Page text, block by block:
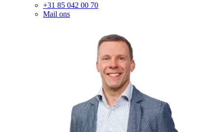
+31 85 042 00 70
Mail ons